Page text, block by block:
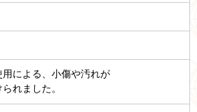
用による、小傷や汚れが
られました。